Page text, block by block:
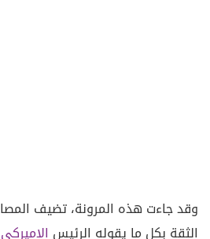
وقد جاءت هذه المرونة، تضيف
الثقة بكل ما يقوله الرئيس الاميركي